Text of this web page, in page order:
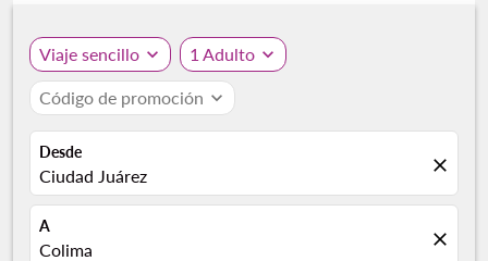
Viaje sencillo expand_more 1 Adulto expand_more
Código de promoción expand_more
Desde
Ciudad Juárez close
A
Colima close